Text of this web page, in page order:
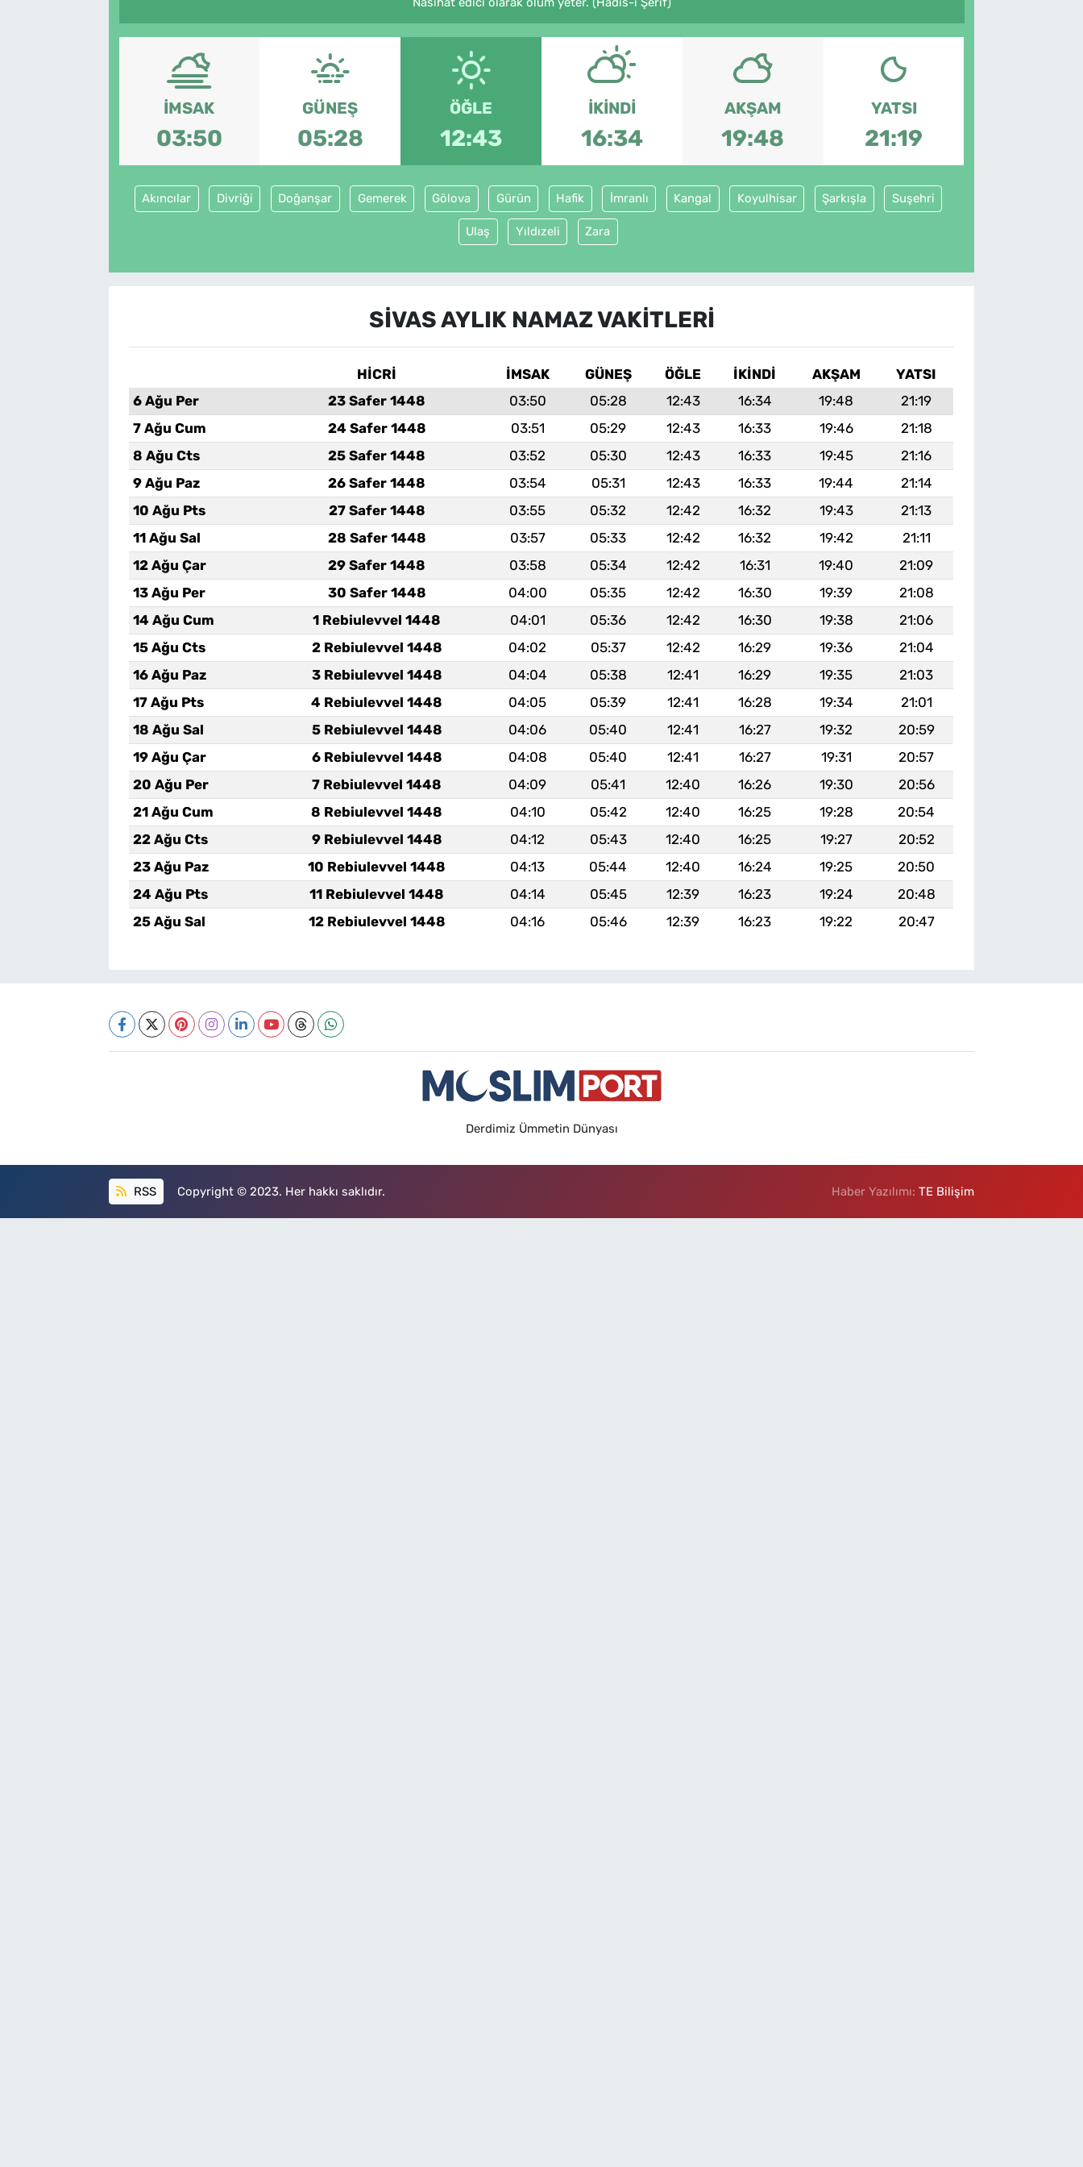
İMSAK
03:50
GÜNEŞ
05:28
ÖĞLE
12:43
İKINDI
16:34
AKŞAM
19:48
YATSI
21:19
Akıncılar Divriği Doğanşar Gemerek Gölova Gürün Hafik İmranlı Kangal Koyulhisar Şarkışla Suşehri
Ulaş Yıldızeli Zara
SIVAS AYLIK NAMAZ VAKITLERI
HİCRİ İMSAK GÜNEŞ ÖĞLE İKINDI AKŞAM
YATSI
6 Ağu Per
23 Safer 1448 03:50 05:28 12:43 16:34 19:48
21:19
7 Ağu Cum
24 Safer 1448 03:51 05:29 12:43 16:33 19:46
21:18
8 Ağu Cts
25 Safer 1448 03:52 05:30 12:43 16:33 19:45
21:16
9 Ağu Paz
26 Safer 1448 03:54 05:31 12:43 16:33 19:44
21:14
10 Ağu Pts
27 Safer 1448 03:55 05:32 12:42 16:32 19:43
21:13
11 Ağu Sal
28 Safer 1448 03:57 05:33 12:42 16:32 19:42
21:11
12 Ağu Çar
29 Safer 1448 03:58 05:34 12:42 16:31 19:40
21:09
13 Ağu Per
30 Safer 1448 04:00 05:35 12:42 16:30 19:39
21:08
14 Ağu Cum
1 Rebiulevvel 1448 04:01 05:36 12:42 16:30 19:38
21:06
15 Ağu Cts
2 Rebiulevvel 1448 04:02 05:37 12:42 16:29 19:36
21:04
16 Ağu Paz
3 Rebiulevvel 1448 04:04 05:38 12:41 16:29 19:35
21:03
17 Ağu Pts
4 Rebiulevvel 1448 04:05 05:39 12:41 16:28 19:34
21:01
18 Ağu Sal
5 Rebiulevvel 1448 04:06 05:40 12:41 16:27 19:32
20:59
19 Ağu Çar
6 Rebiulevvel 1448 04:08 05:40 12:41 16:27 19:31
20:57
20 Ağu Per
7 Rebiulevvel 1448 04:09 05:41 12:40 16:26 19:30
20:56
21 Ağu Cum
8 Rebiulevvel 1448 04:10 05:42 12:40 16:25 19:28
20:54
22 Ağu Cts
9 Rebiulevvel 1448 04:12 05:43 12:40 16:25 19:27
20:52
23 Ağu Paz
10 Rebiulevvel 1448 04:13 05:44 12:40 16:24 19:25
20:50
24 Ağu Pts
11 Rebiulevvel 1448 04:14 05:45 12:39 16:23 19:24
20:48
25 Ağu Sal
12 Rebiulevvel 1448 04:16 05:46 12:39 16:23 19:22 20:47
Derdimiz Ümmetin Dünyası
RSS Copyright © 2023. Her hakkı saklıdır. Haber Yazılımı:TE Bilişim